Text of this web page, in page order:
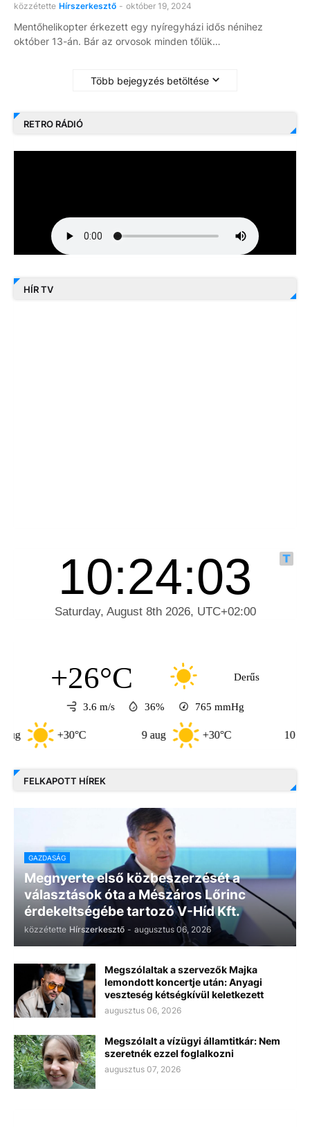
közzétette Hírszerkesztő - október 19, 2024
Mentőhelikopter érkezett egy nyíregyházi idős nénihez
október 13-án. Bár az orvosok minden tőlük…
Több bejegyzés betöltése
RETRO RÁDIÓ
HÍR TV
+26°C Derűs
3.6 m/s 36% 765 mmHg
9 aug +30°C 10 aug
FELKAPOTT HÍREK
GAZDASÁG
Megnyerte első közbeszerzését a
választások óta a Mészáros Lőrinc
érdekeltségébe tartozó V-Híd Kft.
közzétette Hírszerkesztő - augusztus 06, 2026
Megszólaltak a szervezők Majka
lemondott koncertje után: Anyagi
veszteség kétségkívül keletkezett
augusztus 06, 2026
Megszólalt a vízügyi államtitkár: Nem
szeretnék ezzel foglalkozni
augusztus 07, 2026